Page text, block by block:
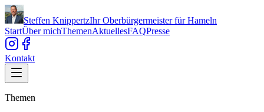
Steffen KnippertzIhr Oberbürgermeister für Hameln
StartÜber michThemenAktuellesFAQPresse
Kontakt
Themen